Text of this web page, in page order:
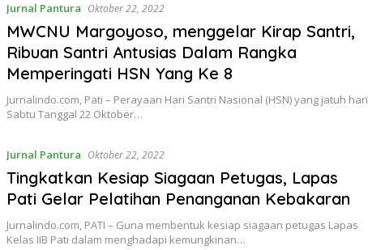
Jurnal Pantura Oktober 22, 2022
MWCNU Margoyoso, menggelar Kirap Santri,
Ribuan Santri Antusias Dalam Rangka
Memperingati HSN Yang Ke 8
Jurnalindo.com, Pati – Perayaan Hari Santri Nasional (HSN) yang jatuh hari
Sabtu Tanggal 22 Oktober…
Jurnal Pantura Oktober 22, 2022
Tingkatkan Kesiap Siagaan Petugas, Lapas
Pati Gelar Pelatihan Penanganan Kebakaran
Jurnalindo.com, PATI – Guna membentuk kesiap siagaan petugas Lapas
Kelas IIB Pati dalam menghadapi kemungkinan…